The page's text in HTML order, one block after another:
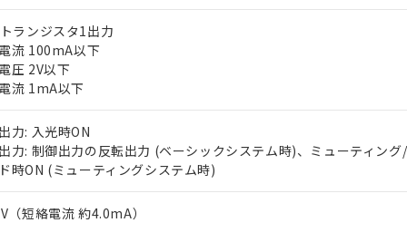
ランジスタ1出力
流 100mA以下
圧 2V以下
流 1mA以下
力: 入光時ON
力: 制御出力の反転出力 (ベーシックシステム時)、ミューティング
時ON (ミューティングシステム時)
（短絡電流 約4.0mA）
ただき、同意のうえご利用ください。
指令（10物質）の非含有に対応した製品が提供可能な商品です。
指令（10物質）の非含有に対応した製品に切り替える予定のある
RoHS指令（10物質）の非含有に非対応の商品で、対応品を出す予
RoHS指令（10物質）の非含有の対応状況を調査中または確認中の商
ス料など無形物で、有害物質有無と関係のない商品です。
り、非含有部品としていたものが、含有品と判明した場合などやむ
表
含有率が中国RoHSの基準値以下であることを示します。